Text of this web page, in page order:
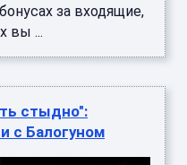
за входящие,
вы ...
стыдно":
с Балогуном